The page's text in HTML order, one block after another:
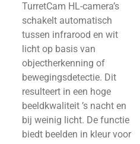
TurretCam HL-camera’s
schakelt automatisch
tussen infrarood en wit
licht op basis van
objectherkenning of
bewegingsdetectie. Dit
resulteert in een hoge
beeldkwaliteit ’s nacht en
bij weinig licht. De functie
biedt beelden in kleur voor